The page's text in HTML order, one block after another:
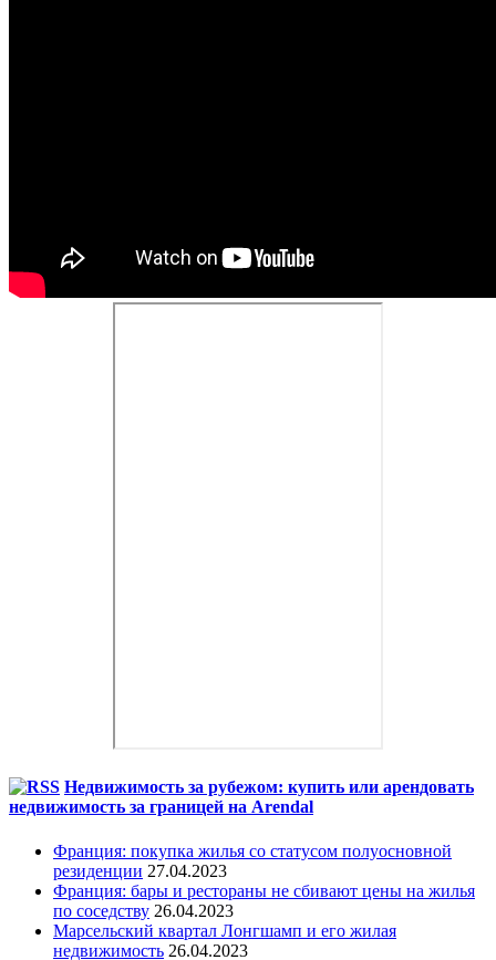
Недвижимость за рубежом: купить или арендовать
недвижимость за границей на Arendal
Франция: покупка жилья со статусом полуосновной
резиденции 27.04.2023
Франция: бары и рестораны не сбивают цены на жилья
по соседству 26.04.2023
Марсельский квартал Лонгшамп и его жилая
недвижимость 26.04.2023